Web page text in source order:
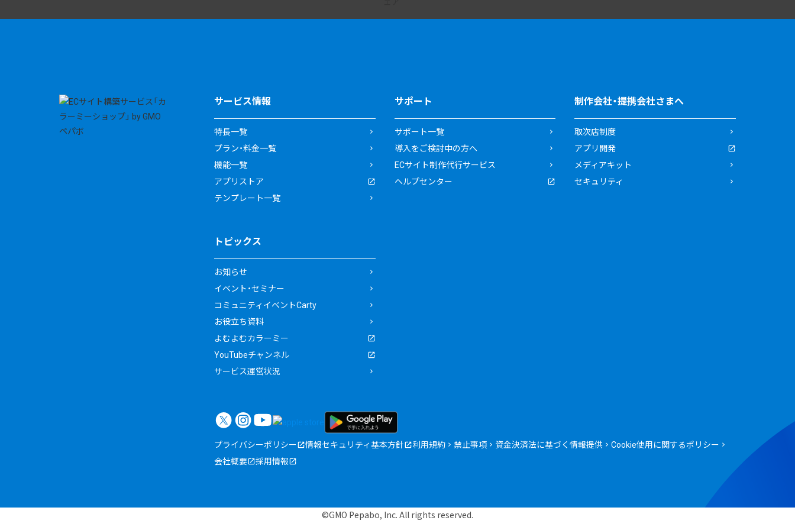
サービス情報
特長一覧
プラン・料金一覧
機能一覧
アプリストア
テンプレート一覧
サポート
サポート一覧
導入をご検討中の方へ
ECサイト制作代行サービス
ヘルプセンター
制作会社・提携会社さまへ
取次店制度
アプリ開発
メディアキット
セキュリティ
トピックス
お知らせ
イベント・セミナー
コミュニティイベントCarty
お役立ち資料
よむよむカラーミー
YouTubeチャンネル
サービス運営状況
プライバシーポリシー 情報セキュリティ基本方針 利用規約 禁止事項 資金決済法に基づく情報提供
Cookie使用に関するポリシー
会社概要
採用情報
©GMO Pepabo, Inc. All rights reserved.